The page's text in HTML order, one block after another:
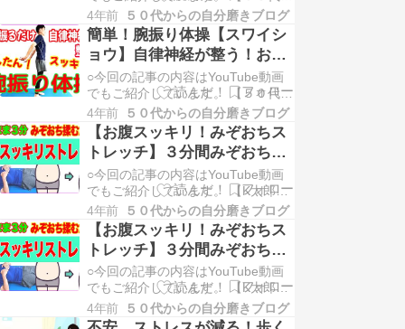
ん。…
らのマインドフルライフ】チャンネ
ル登録、よろしくお願いします！ こ
こからポチッと登録できます。
⇓⇓⇓ ５０代からのマインドフルラ
イフ 腕振り体操【スワイショウ】自
律神経が整う！お腹も凹む！ ケン太
最近、…
4年前 ５０代からの自分磨きブログ
簡単！腕振り体操【スワイシ
ョウ】自律神経が整う！お腹
も凹む！
○今回の記事の内容はYouTube動画
でもご紹介しています。 【５０代か
らのマインドフルライフ】チャンネ
ル登録、よろしくお願いします！ こ
こからポチッと登録できます。
⇓⇓⇓ ５０代からのマインドフルラ
イフ 腕振り体操【スワイショウ】自
律神経が整う！お腹も凹む！ ケン太
最近、…
4年前 ５０代からの自分磨きブログ
【お腹スッキリ！みぞおちス
トレッチ】３分間みぞおちと
お腹を揉むだけ！
○今回の記事の内容はYouTube動画
でもご紹介しています。 【K太郎の
じぶん磨きチャンネル】チャンネル
登録、よろしくお願いします！ ここ
からポチッと登録できます。 ⇓⇓⇓
K太郎の自分磨きチャンネル お腹ス
ッキリ！みぞおちストレッチってど
んなもの？ ３分間、みぞおちとお腹
を揉…
4年前 ５０代からの自分磨きブログ
【お腹スッキリ！みぞおちス
トレッチ】３分間みぞおちと
お腹を揉むだけ！
○今回の記事の内容はYouTube動画
でもご紹介しています。 【K太郎の
じぶん磨きチャンネル】チャンネル
登録、よろしくお願いします！ ここ
4年前 ５０代からの自分磨きブログ